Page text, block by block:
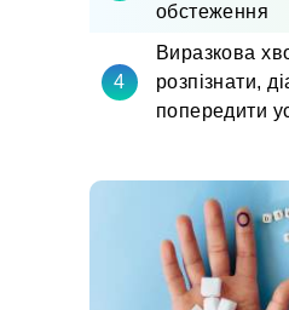
обстеження
Виразкова
розпізнати,
попередити